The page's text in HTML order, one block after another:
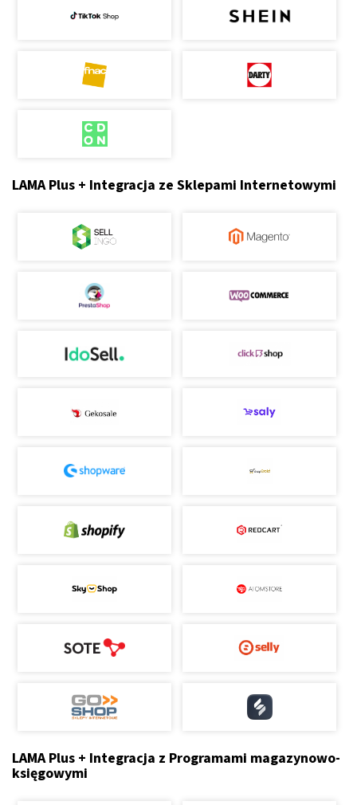
LAMA Plus + Integracja ze Sklepami Internetowymi
LAMA Plus + Integracja z Programami magazynowo-
księgowymi